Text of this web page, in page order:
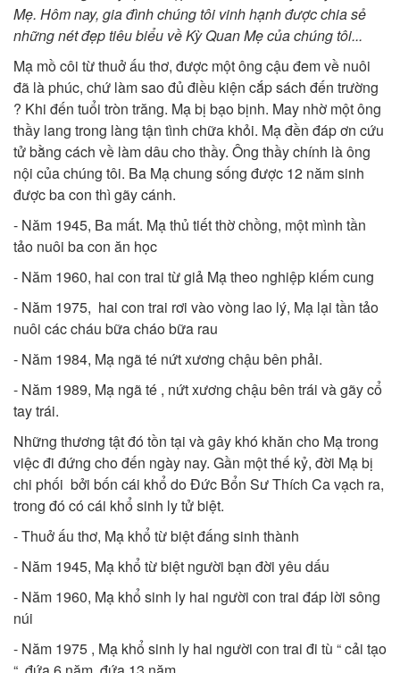
Mẹ. Hôm nay, gia đình chúng tôi vinh hạnh được chia sẻ
những nét đẹp tiêu biểu về Kỳ Quan Mẹ của chúng tôi...
Mạ mồ côi từ thuở ấu thơ, được một ông cậu đem về nuôi
đã là phúc, chứ làm sao đủ điều kiện cắp sách đến trường
? Khi đến tuổi tròn trăng. Mạ bị bạo bịnh. May nhờ một ông
thầy lang trong làng tận tình chữa khỏi. Mạ đền đáp ơn cứu
tử bằng cách về làm dâu cho thầy. Ông thầy chính là ông
nội của chúng tôi. Ba Mạ chung sống được 12 năm sinh
được ba con thì gãy cánh.
- Năm 1945, Ba mất. Mạ thủ tiết thờ chồng, một mình tần
tảo nuôi ba con ăn học
- Năm 1960, hai con trai từ giả Mạ theo nghiệp kiếm cung
- Năm 1975, hai con trai rơi vào vòng lao lý, Mạ lại tần tảo
nuôi các cháu bữa cháo bữa rau
- Năm 1984, Mạ ngã té nứt xương chậu bên phải.
- Năm 1989, Mạ ngã té , nứt xương chậu bên trái và gãy cổ
tay trái.
Những thương tật đó tồn tại và gây khó khăn cho Mạ trong
việc đi đứng cho đến ngày nay. Gần một thế kỷ, đời Mạ bị
chi phối bởi bốn cái khổ do Đức Bổn Sư Thích Ca vạch ra,
trong đó có cái khổ sinh ly tử biệt.
- Thuở ấu thơ, Mạ khổ từ biệt đấng sinh thành
- Năm 1945, Mạ khổ từ biệt người bạn đời yêu dấu
- Năm 1960, Mạ khổ sinh ly hai người con trai đáp lời sông
núi
- Năm 1975 , Mạ khổ sinh ly hai người con trai đi tù “ cải tạo